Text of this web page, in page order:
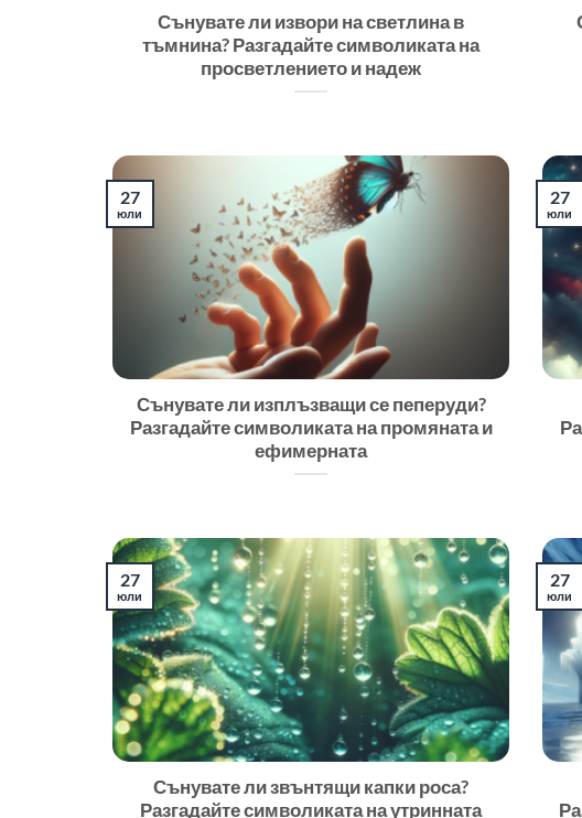
Сънувате ли извори на светлина в
тъмнина? Разгадайте символиката на
просветлението и надеж
Сънувате ли изплъзващи се пеперуди?
Разгадайте символиката на промяната и
ефимерната
27
юли
27
юли
Сънувате ли звънтящи капки роса?
Разгадайте символиката на утринната
27
юли
27
юли